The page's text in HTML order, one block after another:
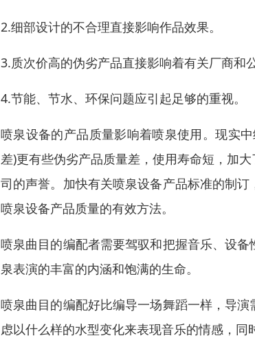
2.细部设计的不合理直接影响作品效果。
3.质次价高的伪劣产品直接影响着有关厂商和
4.节能、节水、环保问题应引起足够的重视。
喷泉设备的产品质量影响着喷泉使用。现实
差)更有些伪劣产品质量差，使用寿命短，加
司的声誉。加快有关喷泉设备产品标准的制
喷泉设备产品质量的有效方法。
喷泉曲目的编配者需要驾驭和把握音乐、设
泉表演的丰富的内涵和饱满的生命。
喷泉曲目的编配好比编导一场舞蹈一样，导
虑以什么样的水型变化来表现音乐的情感，同